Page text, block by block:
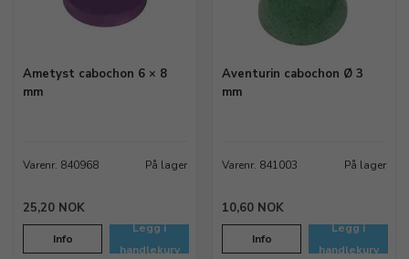
Ametyst cabochon 6 × 8
mm
Varenr. 840968 På lager
25,20 NOK
Info
Legg i
handlekurv
Aventurin cabochon Ø 3
mm
Varenr. 841003 På lager
10,60 NOK
Info
Legg i
handlekurv